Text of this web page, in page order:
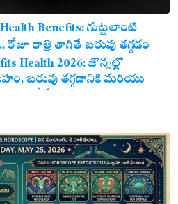
Benefits: గుట్టలాంటి
రాత్రి తాగితే బరువు తగ్గడం
Health 2026: జొన్నల్లో
బరువు తగ్గడానికి మరియు
ఎంతో మేలు!